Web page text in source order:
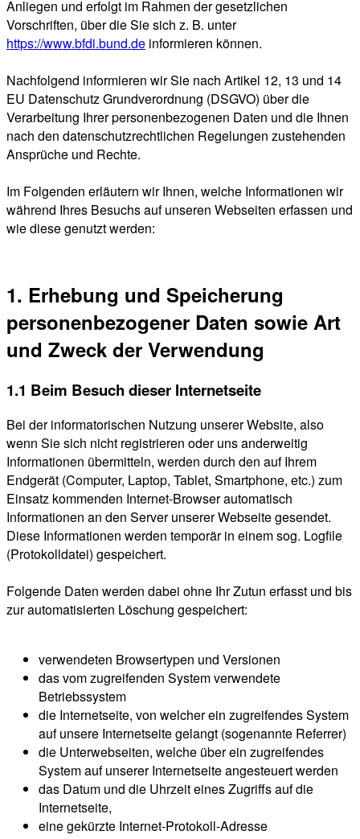
Anliegen und erfolgt im Rahmen der gesetzlichen
Vorschriften, über die Sie sich z. B. unter
https://www.bfdi.bund.de informieren können.
Nachfolgend informieren wir Sie nach Artikel 12, 13 und 14
EU Datenschutz Grundverordnung (DSGVO) über die
Verarbeitung Ihrer personenbezogenen Daten und die Ihnen
nach den datenschutzrechtlichen Regelungen zustehenden
Ansprüche und Rechte.
Im Folgenden erläutern wir Ihnen, welche Informationen wir
während Ihres Besuchs auf unseren Webseiten erfassen und
wie diese genutzt werden:
1. Erhebung und Speicherung
personenbezogener Daten sowie Art
und Zweck der Verwendung
1.1 Beim Besuch dieser Internetseite
Bei der informatorischen Nutzung unserer Website, also
wenn Sie sich nicht registrieren oder uns anderweitig
Informationen übermitteln, werden durch den auf Ihrem
Endgerät (Computer, Laptop, Tablet, Smartphone, etc.) zum
Einsatz kommenden Internet-Browser automatisch
Informationen an den Server unserer Webseite gesendet.
Diese Informationen werden temporär in einem sog. Logfile
(Protokolldatei) gespeichert.
Folgende Daten werden dabei ohne Ihr Zutun erfasst und bis
zur automatisierten Löschung gespeichert:
verwendeten Browsertypen und Versionen
das vom zugreifenden System verwendete
Betriebssystem
die Internetseite, von welcher ein zugreifendes System
auf unsere Internetseite gelangt (sogenannte Referrer)
die Unterwebseiten, welche über ein zugreifendes
System auf unserer Internetseite angesteuert werden
das Datum und die Uhrzeit eines Zugriffs auf die
Internetseite,
eine gekürzte Internet-Protokoll-Adresse